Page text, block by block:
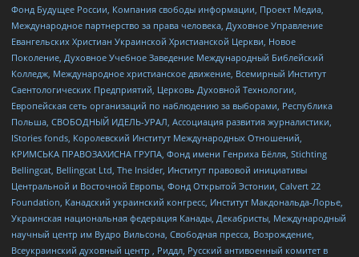
Фонд Будущее России, Компания свободы информации, Проект Медиа,
Международное партнерство за права человека, Духовное Управление
Евангельских Христиан Украинской Христианской Церкви, Новое
Поколение, Духовное Учебное Заведение Международный Библейский
Колледж, Международное христианское движение, Всемирный Институт
Саентологических Предприятий, Церковь Духовной Технологии,
Европейская сеть организаций по наблюдению за выборами, Республика
Польша, СВОБОДНЫЙ ИДЕЛЬ-УРАЛ, Ассоциация развития журналистики,
IStories fonds, Королевский Институт Международных Отношений,
КРИМСЬКА ПРАВОЗАХИСНА ГРУПА, Фонд имени Генриха Бёлля, Stichting
Bellingcat, Bellingcat Ltd, The Insider, Институт правовой инициативы
Центральной и Восточной Европы, Фонд Открытой Эстонии, Calvert 22
Foundation, Канадский украинский конгресс, Институт Макдональда-Лорье,
Украинская национальная федерация Канады, Декабристы, Международный
научный центр им Вудро Вильсона, Свободная пресса, Возрождение,
Всеукраинский духовный центр , Риддл, Русский антивоенный комитет в